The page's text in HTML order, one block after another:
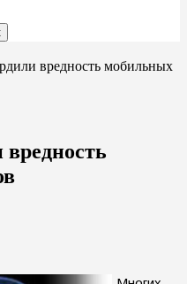
вредность мобильных